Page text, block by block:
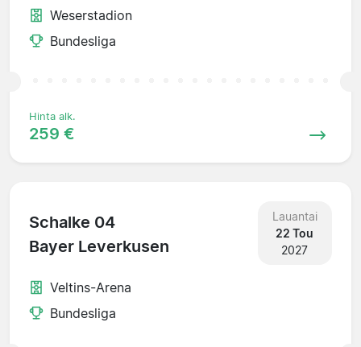
Weserstadion
Bundesliga
Hinta alk.
259 €
Schalke 04
Bayer Leverkusen
Lauantai
22 Tou
2027
Veltins-Arena
Bundesliga